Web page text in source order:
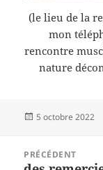
(le lieu de la
mon
rencontre
nature
Publié
5 octobre 2022
PRÉCÉDENT